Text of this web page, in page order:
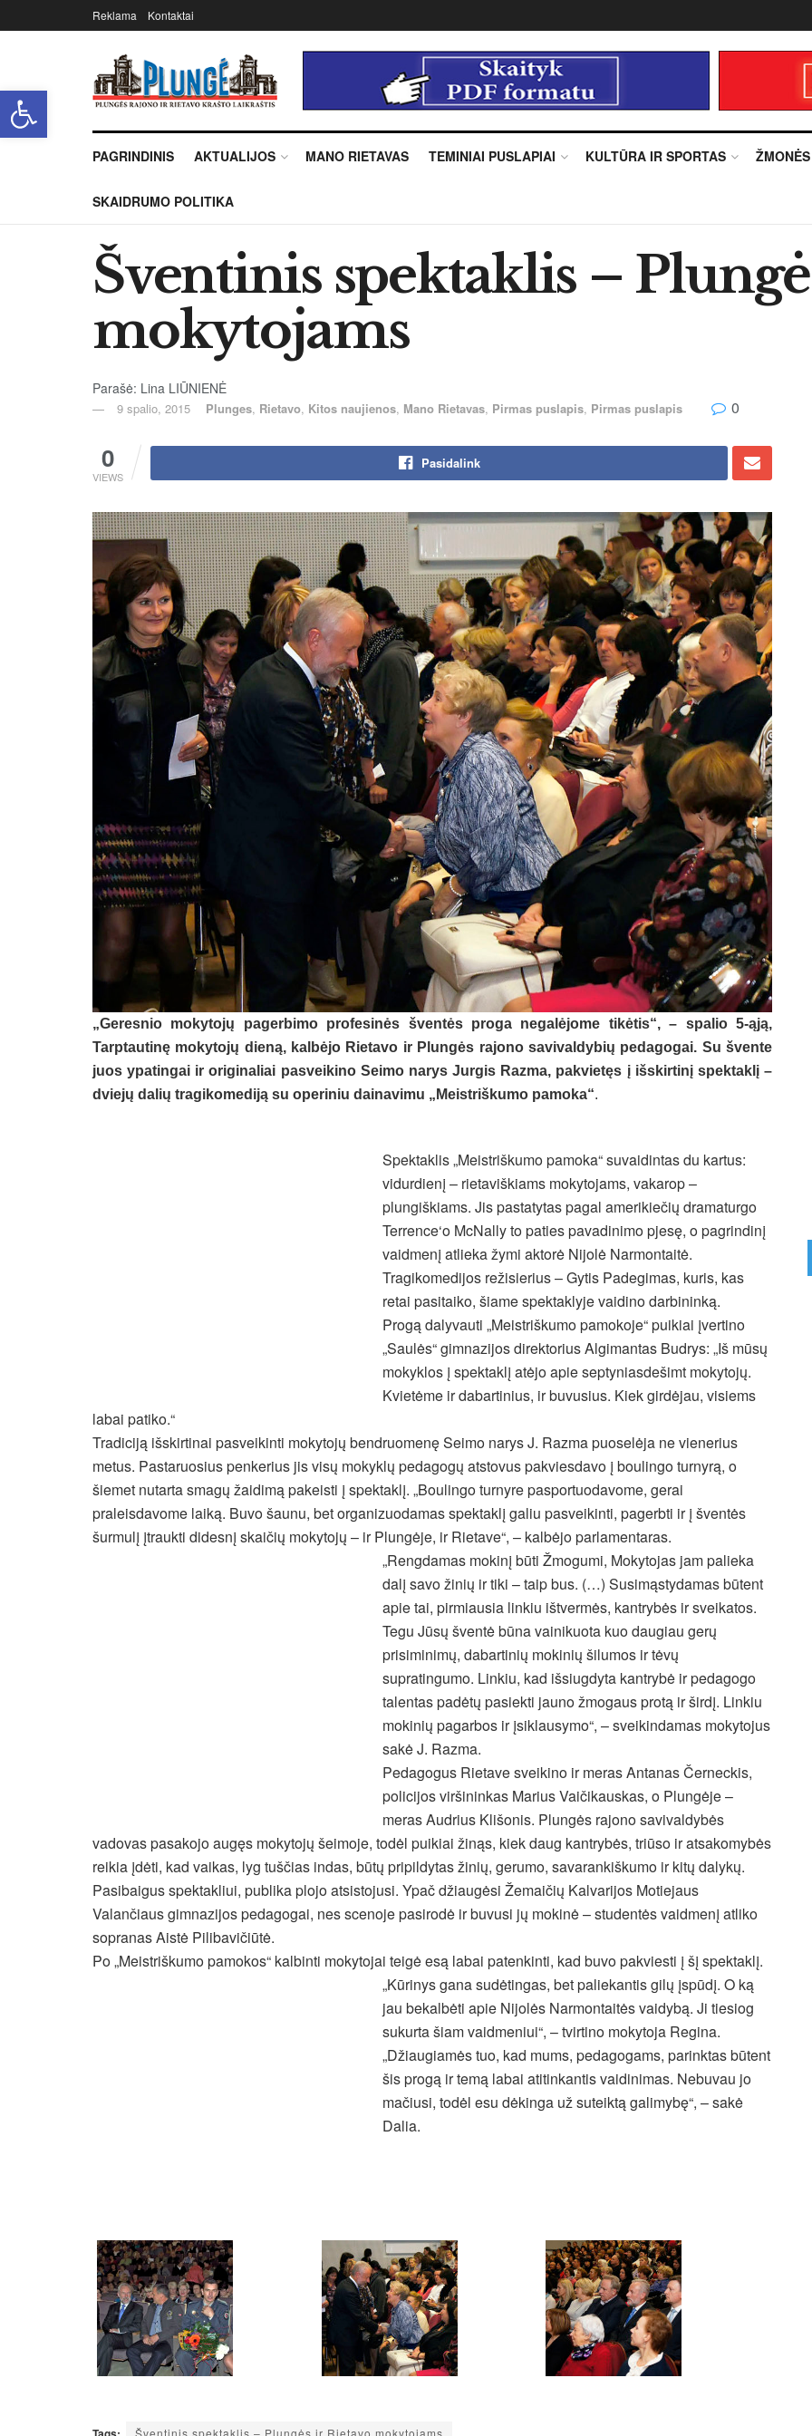
Open toolbar
Reklama Kontaktai
PAGRINDINIS AKTUALIJOS MANO RIETAVAS TEMINIAI PUSLAPIAI KULTŪRA IR SPORTAS ŽMONĖS
SKAIDRUMO POLITIKA
Šventinis spektaklis –
mokytojams
Parašė: Lina LIŪNIENĖ
9 spalio, 2015 Plunges, Rietavo, Kitos naujienos, Mano Rietavas, Pirmas puslapis, Pirmas puslapis 0
0
VIEWS
Pasidalink
„Geresnio mokytojų pagerbimo profesinės šventės proga negalėjome tikėtis“, – spalio 5-ąją,
Tarptautinę mokytojų dieną, kalbėjo Rietavo ir Plungės rajono savivaldybių pedagogai. Su švente
juos ypatingai ir originaliai pasveikino Seimo narys Jurgis Razma, pakvietęs į išskirtinį spektaklį –
dviejų dalių tragikomediją su operiniu dainavimu „Meistriškumo pamoka“.
Spektaklis „Meistriškumo pamoka“ suvaidintas du kartus:
vidurdienį – rietaviškiams mokytojams, vakarop –
plungiškiams. Jis pastatytas pagal amerikiečių dramaturgo
Terrence‘o McNally to paties pavadinimo pjesę, o pagrindinį
vaidmenį atlieka žymi aktorė Nijolė Narmontaitė.
Tragikomedijos režisierius – Gytis Padegimas, kuris, kas
retai pasitaiko, šiame spektaklyje vaidino darbininką.
Progą dalyvauti „Meistriškumo pamokoje“ puikiai įvertino
„Saulės“ gimnazijos direktorius Algimantas Budrys: „Iš mūsų
mokyklos į spektaklį atėjo apie septyniasdešimt mokytojų.
Kvietėme ir dabartinius, ir buvusius. Kiek girdėjau, visiems
labai patiko.“
Tradiciją išskirtinai pasveikinti mokytojų bendruomenę Seimo narys J. Razma puoselėja ne vienerius
metus. Pastaruosius penkerius jis visų mokyklų pedagogų atstovus pakviesdavo į boulingo turnyrą, o
šiemet nutarta smagų žaidimą pakeisti į spektaklį. „Boulingo turnyre pasportuodavome, gerai
praleisdavome laiką. Buvo šaunu, bet organizuodamas spektaklį galiu pasveikinti, pagerbti ir į šventės
šurmulį įtraukti didesnį skaičių mokytojų – ir Plungėje, ir Rietave“, – kalbėjo parlamentaras.
„Rengdamas mokinį būti Žmogumi, Mokytojas jam palieka
dalį savo žinių ir tiki – taip bus. (…) Susimąstydamas būtent
apie tai, pirmiausia linkiu ištvermės, kantrybės ir sveikatos.
Tegu Jūsų šventė būna vainikuota kuo daugiau gerų
prisiminimų, dabartinių mokinių šilumos ir tėvų
supratingumo. Linkiu, kad išsiugdyta kantrybė ir pedagogo
talentas padėtų pasiekti jauno žmogaus protą ir širdį. Linkiu
mokinių pagarbos ir įsiklausymo“, – sveikindamas mokytojus
sakė J. Razma.
Pedagogus Rietave sveikino ir meras Antanas Černeckis,
policijos viršininkas Marius Vaičikauskas, o Plungėje –
meras Audrius Klišonis. Plungės rajono savivaldybės
vadovas pasakojo augęs mokytojų šeimoje, todėl puikiai žinąs, kiek daug kantrybės, triūso ir atsakomybės
reikia įdėti, kad vaikas, lyg tuščias indas, būtų pripildytas žinių, gerumo, savarankiškumo ir kitų dalykų.
Pasibaigus spektakliui, publika plojo atsistojusi. Ypač džiaugėsi Žemaičių Kalvarijos Motiejaus
Valančiaus gimnazijos pedagogai, nes scenoje pasirodė ir buvusi jų mokinė – studentės vaidmenį atliko
sopranas Aistė Pilibavičiūtė.
Po „Meistriškumo pamokos“ kalbinti mokytojai teigė esą labai patenkinti, kad buvo pakviesti į šį spektaklį.
„Kūrinys gana sudėtingas, bet paliekantis gilų įspūdį. O ką
jau bekalbėti apie Nijolės Narmontaitės vaidybą. Ji tiesiog
sukurta šiam vaidmeniui“, – tvirtino mokytoja Regina.
„Džiaugiamės tuo, kad mums, pedagogams, parinktas būtent
šis progą ir temą labai atitinkantis vaidinimas. Nebuvau jo
mačiusi, todėl esu dėkinga už suteiktą galimybę“, – sakė
Dalia.
Šventinis spektaklis – Plungės ir Rietavo mokytojams